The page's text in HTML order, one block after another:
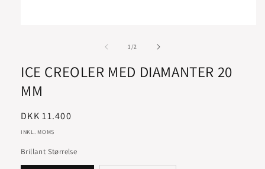
1/af2
ICE CREOLER MED DIAMANTER 20
MM
Normalpris
DKK 11.400
INKL. MOMS
Brillant Størrelse